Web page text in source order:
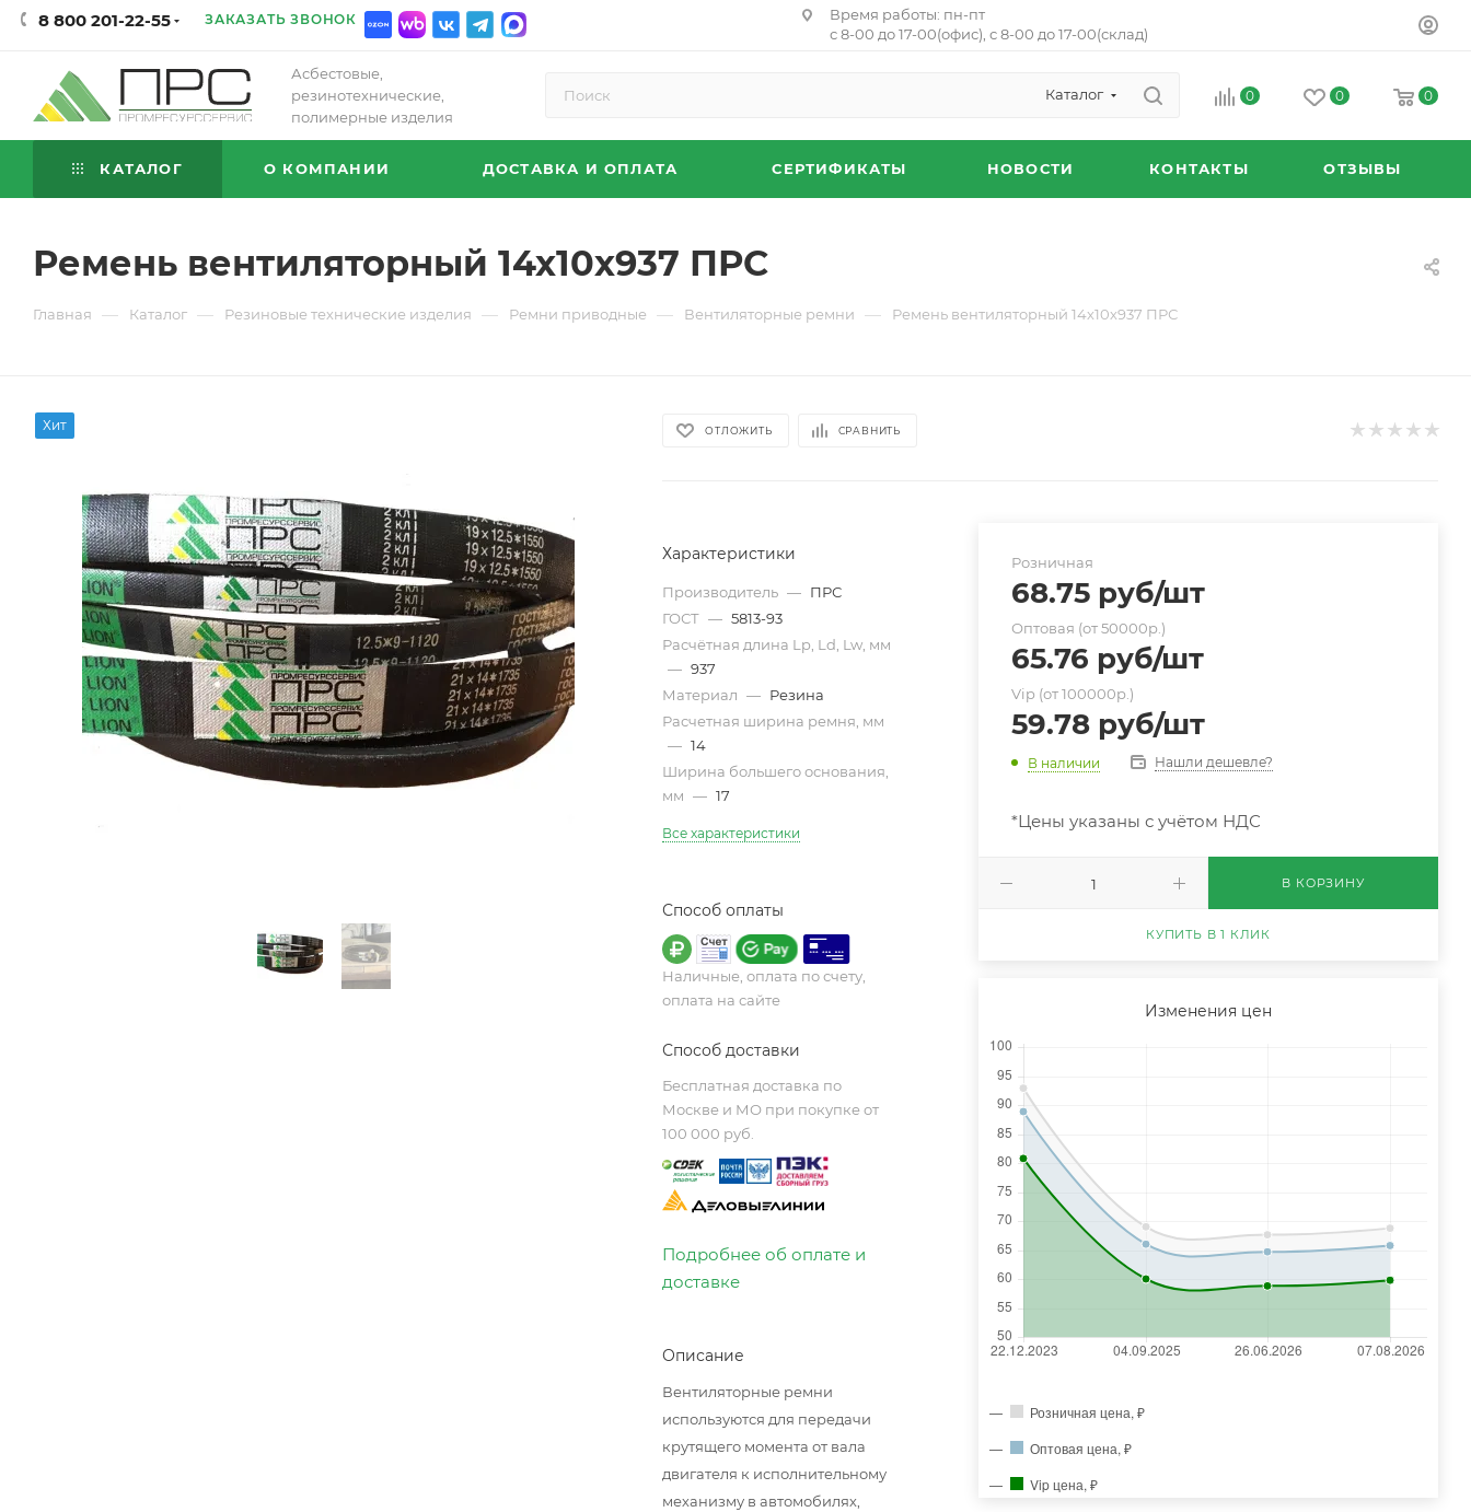
8 800 201-22-55 ЗАКАЗАТЬ ЗВОНОК
Время работы: пн-пт
с 8-00 до 17-00(офис), с 8-00 до 17-00(склад)
Асбестовые,
резинотехнические,
полимерные изделия
Каталог 0 0 0
КАТАЛОГ О КОМПАНИИ ДОСТАВКА И ОПЛАТА СЕРТИФИКАТЫ НОВОСТИ КОНТАКТЫ ОТЗЫВЫ
Ремень вентиляторный 14х10х937 ПРС
Главная — Каталог — Резиновые технические изделия — Ремни приводные — Вентиляторные ремни — Ремень вентиляторный 14х10х937 ПРС
Хит ОТЛОЖИТЬ СРАВНИТЬ
Характеристики
Производитель — ПРС
ГОСТ — 5813-93
Расчётная длина Lp, Ld, Lw, мм
— 937
Материал — Резина
Расчетная ширина ремня, мм
— 14
Ширина большего основания,
мм — 17
Все характеристики
Способ оплаты
Наличные, оплата по счету,
оплата на сайте
Способ доставки
Бесплатная доставка по
Москве и МО при покупке от
100 000 руб.
Подробнее об оплате и
доставке
Описание
Вентиляторные ремни
используются для передачи
крутящего момента от вала
двигателя к исполнительному
механизму в автомобилях,
Розничная
68.75 руб/шт
Оптовая (от 50000р.)
65.76 руб/шт
Vip (от 100000р.)
59.78 руб/шт
В наличии Нашли дешевле?
*Цены указаны с учётом НДС
В КОРЗИНУ
КУПИТЬ В 1 КЛИК
Изменения цен
Розничная цена, ₽
Оптовая цена, ₽
Vip цена, ₽